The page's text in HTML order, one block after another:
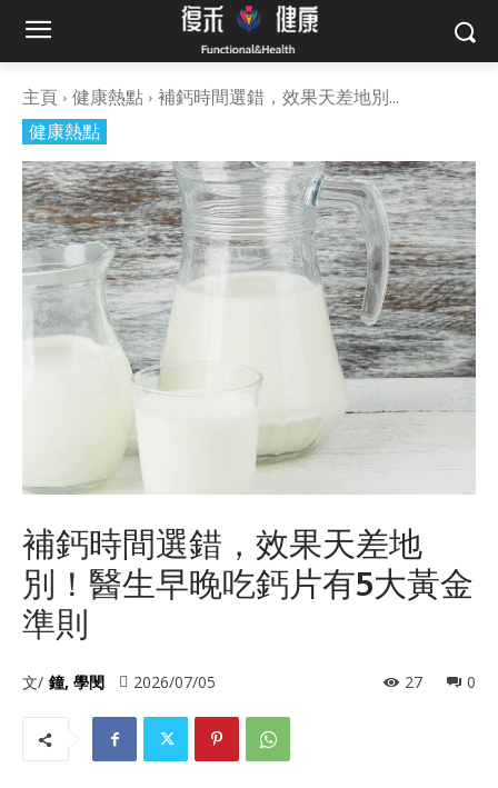
主頁 健康熱點 補鈣時間選錯，效果天差地別...
健康熱點
補鈣時間選錯，效果天差地
別！醫生早晚吃鈣片有5大黃金
準則
文/ 鐘, 學閔 2026/07/05 0
27